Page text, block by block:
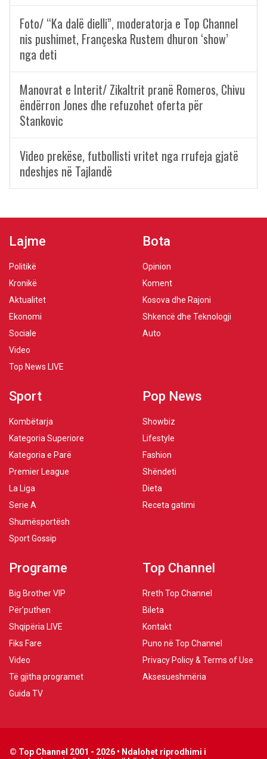
Foto/ “Ka dalë dielli”, moderatorja e Top Channel
nis pushimet, Françeska Rustem dhuron ‘show’
nga deti
Manovrat e Interit/ Zikaltrit pranë Romeros, Chivu
ëndërron Jones dhe refuzohet oferta për
Stankovic
Video prekëse, futbollisti vritet nga rrufeja gjatë
ndeshjes në Tajlandë
Lajme
Politikë
Kronikë
Aktualitet
Ekonomi
Sociale
Video
Top News LIVE
Bota
Opinion
Koment
Kosova dhe Rajoni
Shkencë dhe Teknologji
Auto
Sport
Kombëtarja
Kategoria Superiore
Kategoria e Parë
Premier League
La Liga
Serie A
Shumësportësh
Sport Gossip
Pop News
Showbiz
Lifestyle
Fashion
Shëndeti
Dieta
Receta gatimi
Programe
Big Brother VIP
Për’puthen
Shqipëria LIVE
Fiks Fare
Video
Të gjitha programet
Guida TV
Top Channel
Rreth Top Channel
Bileta
Kontakt
Puno në Top Channel
Privacy Policy & Terms of Use
Aksesueshmëria
© Top Channel 2001 - 2026 • Ndalohet riprodhimi i